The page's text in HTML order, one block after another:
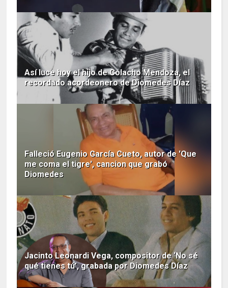
Así luce hoy el hijo de Colacho Mendoza, el
recordado acordeonero de Diomedes Díaz
Falleció Eugenio García Cueto, autor de 'Que
me coma el tigre', cancion que grabó
Diomedes
Jacinto Leonardi Vega, compositor de ‘No sé
qué tienes tú’, grabada por Diomedes Díaz